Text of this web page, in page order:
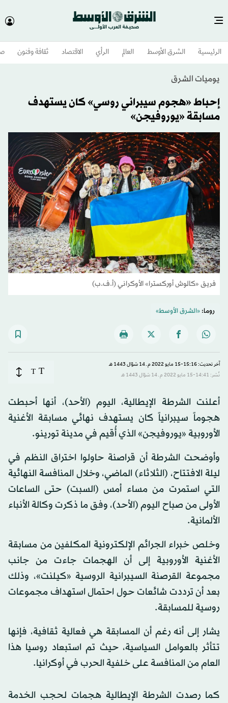
الرئيسية الشرق الأوسط​ العالم الرأي الاقتصاد ثقافة وفنون
يوميات الشرق
إحباط «هجوم سيبراني روسي» كان يستهدف
مسابقة «يوروفيجن»
فريق «كالوش أوركسترا» الأوكراني (أ.ف.ب)
روما:«الشرق الأوسط»
آخر تحديث: 15:16-15 مايو 2022 م ـ 14 شوّال 1443 هـ
نُشر: 14:41-15 مايو 2022 م ـ 14 شوّال 1443 هـ
T
T
أعلنت الشرطة الإيطالية، اليوم (الأحد)، أنها أحبطت
هجوماً سيبرانياً كان يستهدف نهائي مسابقة الأغنية
الأوروبية «يوروفيجن» الذي أُقيم في مدينة تورينو.
وأوضحت الشرطة أن قراصنة حاولوا اختراق النظم في
ليلة الافتتاح، (الثلاثاء) الماضي، وخلال المنافسة النهائية
التي استمرت من مساء أمس (السبت) حتى الساعات
الأولى من صباح اليوم (الأحد)، وفق ما ذكرت وكالة الأنباء
الألمانية.
وخلص خبراء الجرائم الإلكترونية المكلفين من مسابقة
الأغنية الأوروبية إلى أن الهجمات جاءت من جانب
مجموعة القرصنة السيبرانية الروسية «كيلنت»، وذلك
بعد أن ترددت شائعات حول احتمال استهداف مجموعات
روسية للمسابقة.
يشار إلى أنه رغم أن المسابقة هي فعالية ثقافية، فإنها
تتأثر بالعوامل السياسية، حيث تم استبعاد روسيا هذا
العام من المنافسة على خلفية الحرب في أوكرانيا.
كما رصدت الشرطة الإيطالية هجمات لحجب الخدمة